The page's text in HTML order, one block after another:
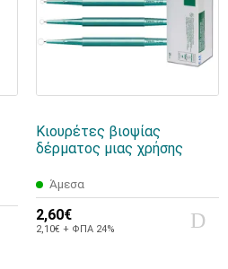
Κιουρέτες βιοψίας
δέρματος μιας χρήσης
Άμεσα
2,60€
2,10€ + ΦΠΑ 24%